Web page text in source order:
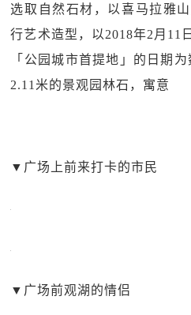
选取自然石材，以喜马拉雅
行艺术造型，以2018年2月11
「公园城市首提地」的日期
2.11米的景观园林石，寓意
▼ 广场上前来打卡的市民
▼ 广场前观湖的情侣